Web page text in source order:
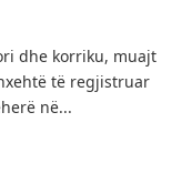
dhe korriku, muajt
të regjistruar
në...